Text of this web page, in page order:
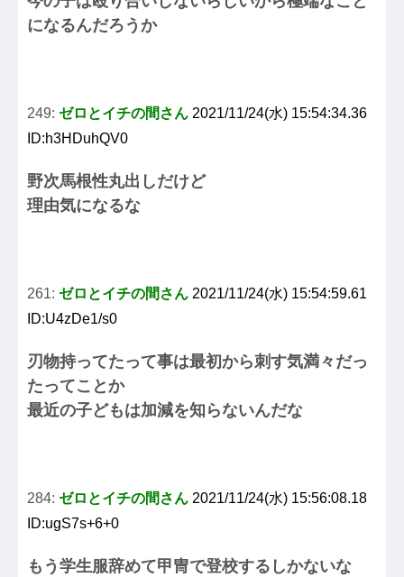
になるんだろうか
249: ゼロとイチの間さん 2021/11/24(水) 15:54:34.36
ID:h3HDuhQV0
野次馬根性丸出しだけど
理由気になるな
261: ゼロとイチの間さん 2021/11/24(水) 15:54:59.61
ID:U4zDe1/s0
刃物持ってたって事は最初から刺す気満々だっ
たってことか
最近の子どもは加減を知らないんだな
284: ゼロとイチの間さん 2021/11/24(水) 15:56:08.18
ID:ugS7s+6+0
もう学生服辞めて甲冑で登校するしかないな